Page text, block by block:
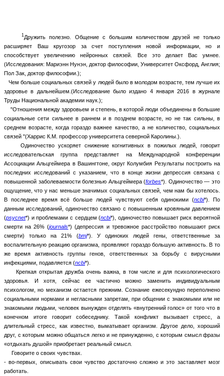
1Дружить полезно. Общение с большим количеством друзей не только
расширяет Ваш кругозор за счет поступления новой информации, но и
способствует увеличению нейронных связей. Все это делает Вас умнее.
(Исследования: Мариэнн Нунэн, доктор философии, Университет Оксфорд, Англия;
Пол Зак, доктор философии.);
Чем больше социальных связей у людей было в молодом возрасте, тем лучше их
здоровье в дальнейшем.(Исследование было издано 4 января 2016 в журнале
Труды Национальной академии наук.);
"Отношения между здоровьем и степень, в которой люди объединены в большие
социальные сети сильнее в раннем и в позднем возрасте, но не так сильны, в
среднем возрасте, когда гораздо важнее качество, а не количество, социальных
связей "(Харрис К.М. профессор университета северной Каролины.).
Одиночество ускоряет снижение когнитивных в пожилых людей, говорит
исследовательская группа представляет на Международной конференции
Ассоциации Альцгеймера в Вашингтоне, округ Колумбия Результаты построить на
последних исследований с указанием, что в конце жизни депрессия связана с
повышенной заболеваемости болезнью Альцгеймера (forbes*). Одиночество — это
ощущение, что у нас меньше значимых социальных связей, чем нам бы хотелось.
В последнее время всё больше людей чувствуют себя одинокими (ncbi*). По
данным исследований, одиночество связано с повышенным кровяным давлением
(psycnet*) и проблемами с сердцем (ncbi*), одиночество повышает риск вероятной
смерти на 26% (journals*) (депрессия и тревожное расстройство повышают риск
смерти) только на 21% (bmj*). У одиноких людей гены, ответственные за
воспалительную реакцию организма, проявляют гораздо большую активность. В то
же время активность группы генов, ответственных за борьбу с вирусными
инфекциями, подавляется (ncbi*).
Крепкая открытая дружба очень важна, в том числе и для психологического
здоровья. И хотя, сейчас ее частично можно заменить индивидуальным
психологом, но механизм остается прежним. Сознание ежесекундно переполнено
социальными нормами и негласными запретам, при общении с знакомыми или не
знакомыми людьми, человек вынужден отделять «внутренний голос» от того что в
конечном итоге говорит собеседнику. Такой конфликт вызывает стресс, а
длительный стресс, как известно, выматывает организм. Другое дело, хороший
друг, с которым можно общаться легко и не принужденно, с которым смысл фразы
«отдыхать душой» приобретает реальный смысл.
Говорите о своих чувствах.
- во-первых, описывать свои чувство достаточно сложно и это заставляет мозг
работать.